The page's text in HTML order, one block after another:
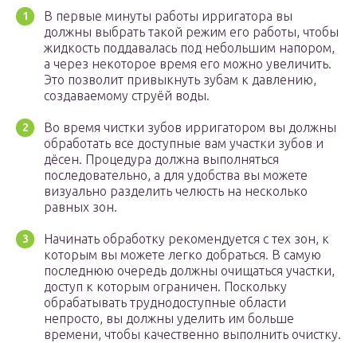
В первые минуты работы ирригатора вы
должны выбрать такой режим его работы, чтобы
жидкость поддавалась под небольшим напором,
а через некоторое время его можно увеличить.
Это позволит привыкнуть зубам к давлению,
создаваемому струёй воды.
Во время чистки зубов ирригатором вы должны
обработать все доступные вам участки зубов и
дёсен. Процедура должна выполняться
последовательно, а для удобства вы можете
визуально разделить челюсть на несколько
равных зон.
Начинать обработку рекомендуется с тех зон, к
которым вы можете легко добраться. В самую
последнюю очередь должны очищаться участки,
доступ к которым ограничен. Поскольку
обрабатывать труднодоступные области
непросто, вы должны уделить им больше
времени, чтобы качественно выполнить очистку.